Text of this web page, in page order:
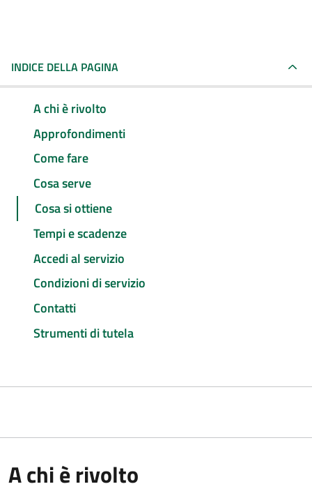
INDICE DELLA PAGINA
A chi è rivolto
Approfondimenti
Come fare
Cosa serve
Cosa si ottiene
Tempi e scadenze
Accedi al servizio
Condizioni di servizio
Contatti
Strumenti di tutela
A chi è rivolto